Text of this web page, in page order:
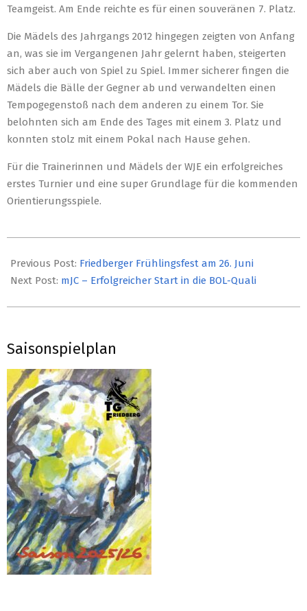
Teamgeist. Am Ende reichte es für einen souveränen 7. Platz.
Die Mädels des Jahrgangs 2012 hingegen zeigten von Anfang
an, was sie im Vergangenen Jahr gelernt haben, steigerten
sich aber auch von Spiel zu Spiel. Immer sicherer fingen die
Mädels die Bälle der Gegner ab und verwandelten einen
Tempogegenstoß nach dem anderen zu einem Tor. Sie
belohnten sich am Ende des Tages mit einem 3. Platz und
konnten stolz mit einem Pokal nach Hause gehen.
Für die Trainerinnen und Mädels der WJE ein erfolgreiches
erstes Turnier und eine super Grundlage für die kommenden
Orientierungsspiele.
06-
07
Previous Post: Friedberger Frühlingsfest am 26. Juni
Next Post: mJC – Erfolgreicher Start in die BOL-Quali
Saisonspielplan